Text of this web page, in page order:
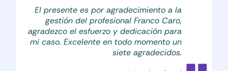
El presente es por agradecimiento a la
gestión del profesional Franco Caro,
agradezco el esfuerzo y dedicación para
mi caso. Excelente en todo momento un
siete agradecidos.